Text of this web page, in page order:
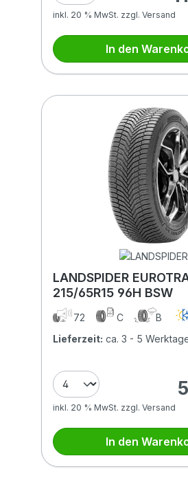
inkl. 20 % MwSt. zzgl. Versand
In den
LANDSPIDER
215/65R15 96H BSW
72 C
B
Lieferzeit: ca. 3 - 5
inkl. 20 % MwSt. zzgl. Versand
In den